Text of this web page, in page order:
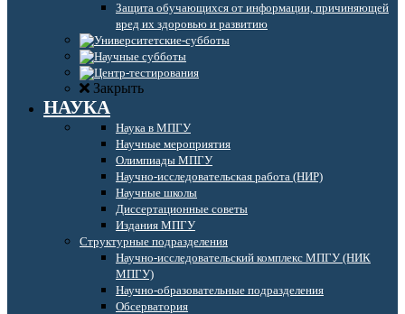
Защита обучающихся от информации, причиняющей
вред их здоровью и развитию
Закрыть
НАУКА
Наука в МПГУ
Научные мероприятия
Олимпиады МПГУ
Научно-исследовательская работа (НИР)
Научные школы
Диссертационные советы
Издания МПГУ
Структурные подразделения
Научно-исследовательский комплекс МПГУ (НИК
МПГУ)
Научно-образовательные подразделения
Обсерватория